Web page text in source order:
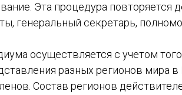
Эта процедура повторяется
генеральный секретарь,
осуществляется с учетом
разных регионов мира
Состав регионов